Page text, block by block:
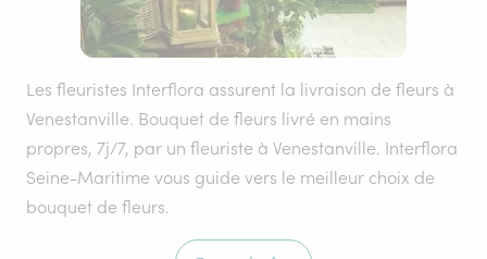
Les fleuristes Interflora assurent la livraison de fleurs à
Venestanville. Bouquet de fleurs livré en mains
propres, 7j/7, par un fleuriste à Venestanville. Interflora
Seine-Maritime vous guide vers le meilleur choix de
bouquet de fleurs.